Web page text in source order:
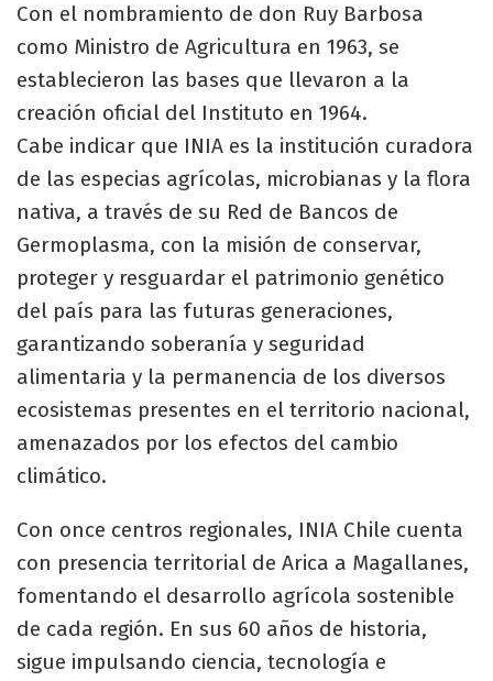
Con el nombramiento de don Ruy Barbosa
como Ministro de Agricultura en 1963, se
establecieron las bases que llevaron a la
creación oficial del Instituto en 1964.
Cabe indicar que INIA es la institución curadora
de las especias agrícolas, microbianas y la flora
nativa, a través de su Red de Bancos de
Germoplasma, con la misión de conservar,
proteger y resguardar el patrimonio genético
del país para las futuras generaciones,
garantizando soberanía y seguridad
alimentaria y la permanencia de los diversos
ecosistemas presentes en el territorio nacional,
amenazados por los efectos del cambio
climático.
Con once centros regionales, INIA Chile cuenta
con presencia territorial de Arica a Magallanes,
fomentando el desarrollo agrícola sostenible
de cada región. En sus 60 años de historia,
sigue impulsando ciencia, tecnología e